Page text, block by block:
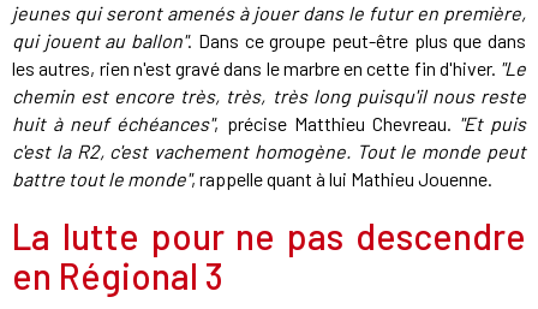
jeunes qui seront amenés à jouer dans le futur en première,
qui jouent au ballon". Dans ce groupe peut-être plus que dans
les autres, rien n'est gravé dans le marbre en cette fin d'hiver. "Le
chemin est encore très, très, très long puisqu'il nous reste
huit à neuf échéances", précise Matthieu Chevreau. "Et puis
c'est la R2, c'est vachement homogène. Tout le monde peut
battre tout le monde", rappelle quant à lui Mathieu Jouenne.
La lutte pour ne pas descendre
en Régional 3